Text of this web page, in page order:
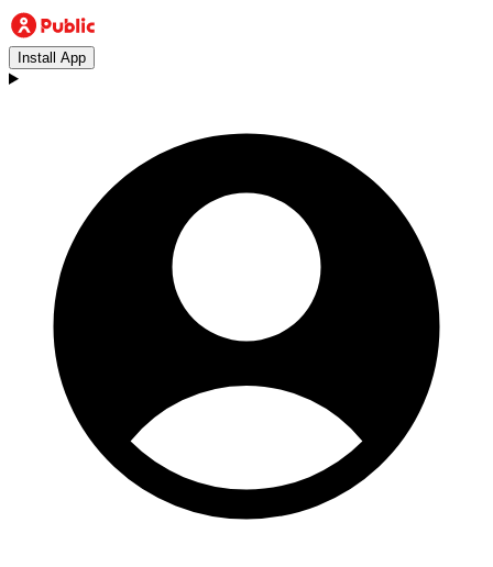
Install App